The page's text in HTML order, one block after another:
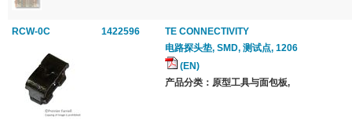
RCW-0C 1422596
TE CONNECTIVITY
电路探头垫, SMD, 测试点, 1206
(EN)
产品分类：原型工具与面包板,